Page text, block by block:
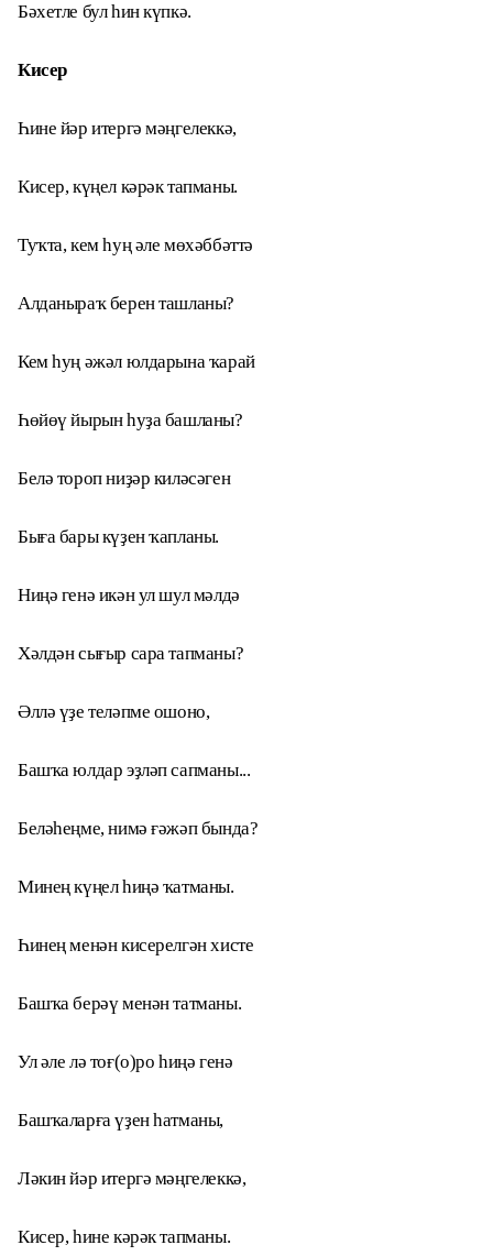
Бәхетле бул һин күпкә.
Кисер
Һине йәр итергә мәңгелеккә,
Кисер, күңел кәрәк тапманы.
Туҡта, кем һуң әле мөхәббәттә
Алданыраҡ берен ташланы?
Кем һуң әжәл юлдарына ҡарай
Һөйөү йырын һуҙа башланы?
Белә тороп ниҙәр киләсәген
Быға бары күҙен ҡапланы.
Ниңә генә икән ул шул мәлдә
Хәлдән сығыр сара тапманы?
Әллә үҙе теләпме ошоно,
Башҡа юлдар эҙләп сапманы...
Беләһеңме, нимә ғәжәп бында?
Минең күңел һиңә ҡатманы.
Һинең менән кисерелгән хисте
Башҡа берәү менән татманы.
Ул әле лә тоғ(о)ро һиңә генә
Башҡаларға үҙен һатманы,
Ләкин йәр итергә мәңгелеккә,
Кисер, һине кәрәк тапманы.